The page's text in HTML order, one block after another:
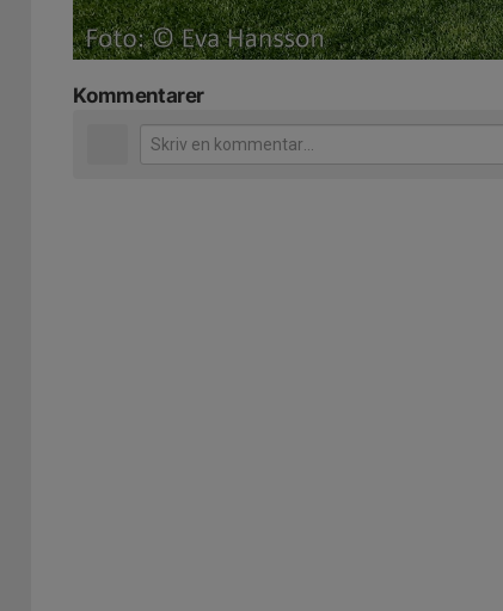
Kommentarer